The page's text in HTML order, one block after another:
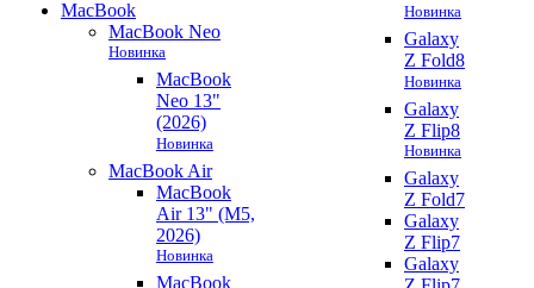
MacBook
MacBook Neo
Новинка
MacBook
Neo 13"
(2026)
Новинка
MacBook Air
MacBook
Air 13" (M5,
2026)
Новинка
MacBook
Новинка
Galaxy
Z Fold8
Новинка
Galaxy
Z Flip8
Новинка
Galaxy
Z Fold7
Galaxy
Z Flip7
Galaxy